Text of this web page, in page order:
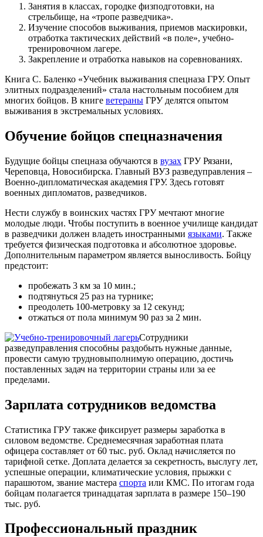
Занятия в классах, городке физподготовки, на
стрельбище, на «тропе разведчика».
Изучение способов выживания, приемов маскировки,
отработка тактических действий «в поле», учебно-
тренировочном лагере.
Закрепление и отработка навыков на соревнованиях.
Книга С. Баленко «Учебник выживания спецназа ГРУ. Опыт
элитных подразделений» стала настольным пособием для
многих бойцов. В книге ветераны ГРУ делятся опытом
выживания в экстремальных условиях.
Обучение бойцов спецназначения
Будущие бойцы спецназа обучаются в вузах ГРУ Рязани,
Череповца, Новосибирска. Главный ВУЗ разведуправления –
Военно-дипломатическая академия ГРУ. Здесь готовят
военных дипломатов, разведчиков.
Нести службу в воинских частях ГРУ мечтают многие
молодые люди. Чтобы поступить в военное училище кандидат
в разведчики должен владеть иностранными языками. Также
требуется физическая подготовка и абсолютное здоровье.
Дополнительным параметром является выносливость. Бойцу
предстоит:
пробежать 3 км за 10 мин.;
подтянуться 25 раз на турнике;
преодолеть 100-метровку за 12 секунд;
отжаться от пола минимум 90 раз за 2 мин.
Сотрудники
разведуправления способны раздобыть нужные данные,
провести самую трудновыполнимую операцию, достичь
поставленных задач на территории страны или за ее
пределами.
Зарплата сотрудников ведомства
Статистика ГРУтакже фиксирует размеры заработка в
силовом ведомстве. Среднемесячная заработная плата
офицера составляет от 60 тыс. руб. Оклад начисляется по
тарифной сетке. Доплата делается за секретность, выслугу лет,
успешные операции, климатические условия, прыжки с
парашютом, звание мастера спорта или КМС. По итогам года
бойцам полагается тринадцатая зарплата в размере 150–190
тыс. руб.
Профессиональный праздник